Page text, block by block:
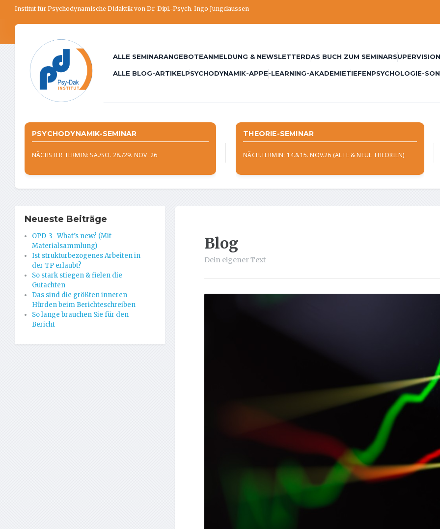
Institut für Psychodynamische Didaktik von Dr. Dipl.-Psych. Ingo Jungclaussen
ALLE SEMINARANGEBOTEANMELDUNG & NEWSLETTERDAS BUCH ZUM SEMINAR
ALLE BLOG-ARTIKELPSYCHODYNAMIK-APPE-LEARNING-AKADEMIETIEFENPSYCHOLOGIE-
PSYCHODYNAMIK-SEMINAR
NÄCHSTER TERMIN: SA./SO. 28./29. NOV .26
THEORIE-SEMINAR
NÄCH.TERMIN: 14.&15. NOV.26 (ALTE & NEUE THEORIEN)
Blog
Dein eigener Text
Neueste Beiträge
OPD-3- What’s new? (Mit
Materialsammlung)
Ist strukturbezogenes Arbeiten in
der TP erlaubt?
So stark stiegen & fielen die
Gutachten
Das sind die größten inneren
Hürden beim Berichteschreiben
So lange brauchen Sie für den
Bericht